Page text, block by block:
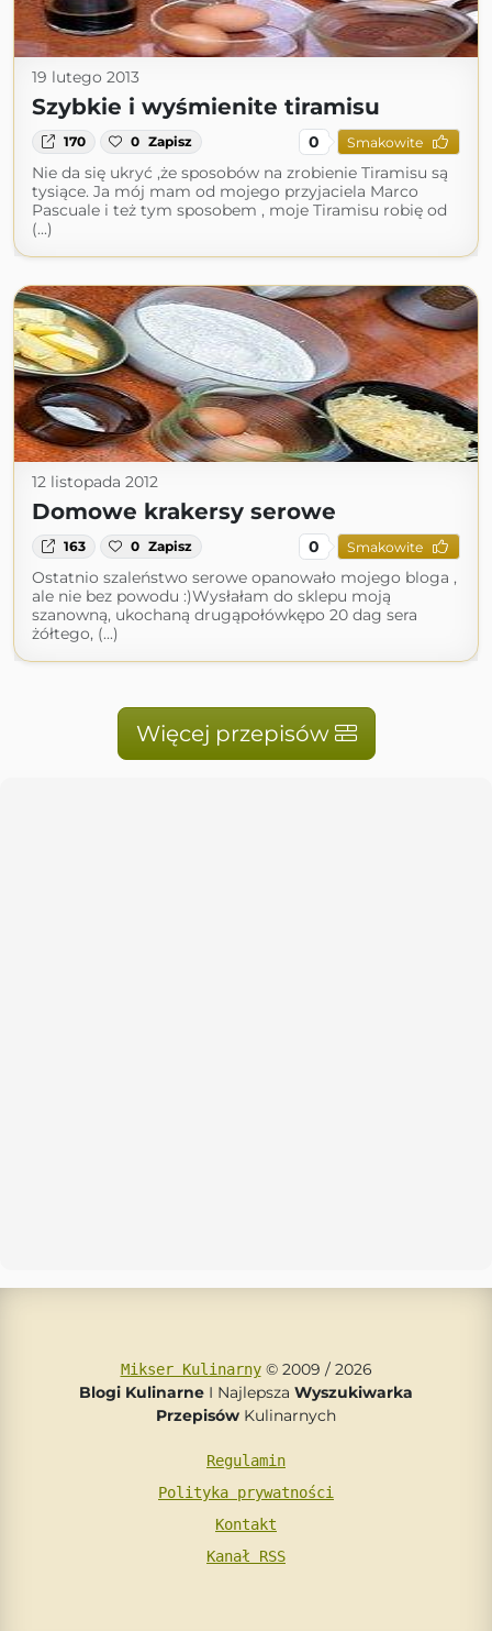
19 lutego 2013
Szybkie i wyśmienite tiramisu
170 0 Zapisz 0 Smakowite
Nie da się ukryć ,że sposobów na zrobienie Tiramisu są
tysiące. Ja mój mam od mojego przyjaciela Marco
Pascuale i też tym sposobem , moje Tiramisu robię od
(...)
12 listopada 2012
Domowe krakersy serowe
163 0 Zapisz 0 Smakowite
Ostatnio szaleństwo serowe opanowało mojego bloga ,
ale nie bez powodu :)Wysłałam do sklepu moją
szanowną, ukochaną drugąpołówkępo 20 dag sera
żółtego, (...)
Więcej przepisów
Mikser Kulinarny© 2009 / 2026
Blogi Kulinarne I Najlepsza Wyszukiwarka
Przepisów Kulinarnych
Regulamin
Polityka prywatności
Kontakt
Kanał RSS